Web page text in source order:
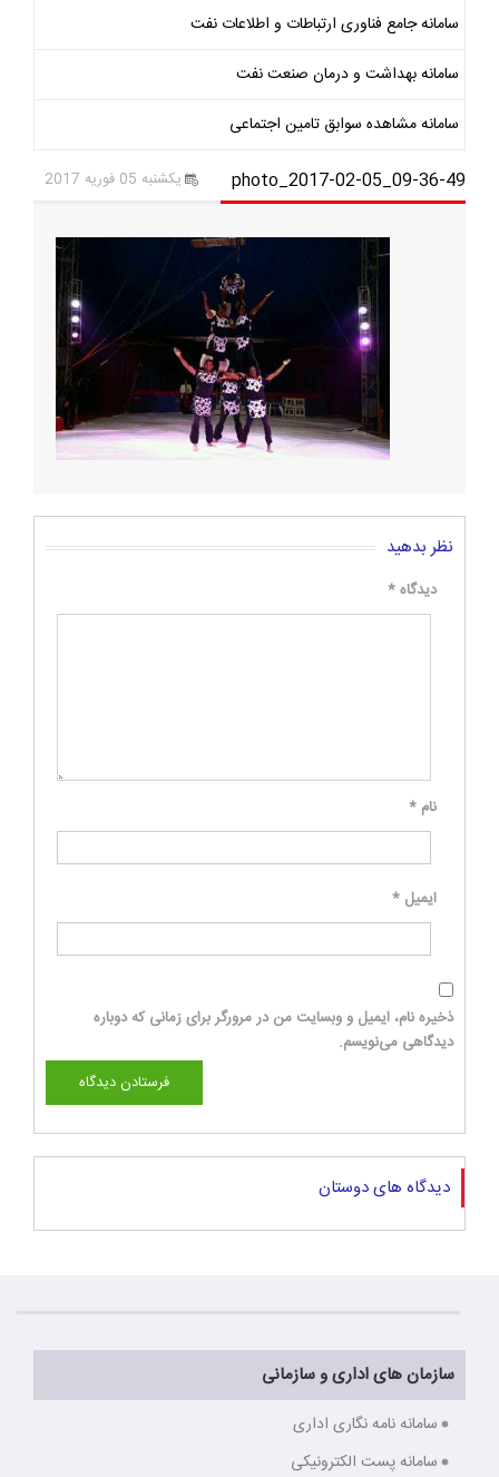
سامانه جامع فناوری ارتباطات و اطلاعات نفت
سامانه بهداشت و درمان صنعت نفت
سامانه مشاهده سوابق تامین اجتماعی
photo_2017-02-05_09-36-49 یکشنبه 05 فوریه 2017
نظر بدهید
دیدگاه*
نام *
ایمیل *
ذخیره نام، ایمیل و وبسایت من در مرورگر برای زمانی که دوباره
دیدگاهی می‌نویسم.
دیدگاه های دوستان
سازمان های اداری و سازمانی
سامانه نامه نگاری اداری
سامانه پست الکترونیکی